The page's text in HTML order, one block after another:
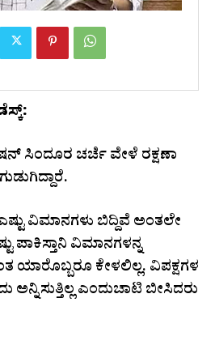
ಸಿಂದೂರ ಚರ್ಚೆ ವೇಳೆ ರಕ್ಷಣಾ
ವಿಮಾನಗಳು ಬಿದ್ದಿವೆ ಅಂತಲೇ
ಪಾಕಿಸ್ತಾನಿ ವಿಮಾನಗಳನ್ನ
ಯಾರೊಬ್ಬರೂ ಕೇಳಲಿಲ್ಲ. ವಿಪಕ್ಷಗಳ
ಅನ್ನಿಸುತ್ತಿಲ್ಲ ಎಂದುಚಾಟಿ ಬೀಸಿದರು